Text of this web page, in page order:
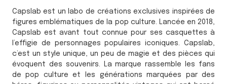
Capslab est un labo de créations exclusives inspirées de
figures emblématiques de la pop culture. Lancée en 2018,
Capslab est avant tout connue pour ses casquettes à
l’effigie de personnages populaires iconiques. Capslab,
c’est un style unique, un peu de magie et des pièces qui
évoquent des souvenirs. La marque rassemble les fans
de pop culture et les générations marquées par des